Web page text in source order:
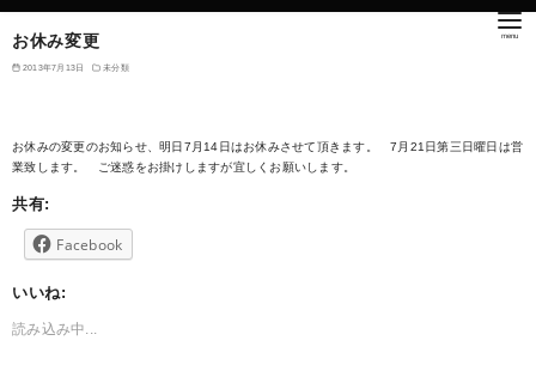
お休み変更
2013年7月13日 未分類
お休みの変更のお知らせ、明日7月14日はお休みさせて頂きます。 7月21日第三日曜日は営
業致します。 ご迷惑をお掛けしますが宜しくお願いします。
共有:
Facebook
いいね:
読み込み中...